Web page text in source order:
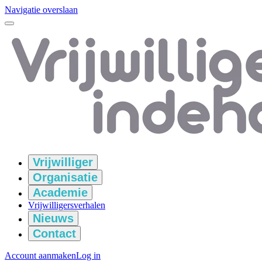
Navigatie overslaan
Vrijwilliger
Organisatie
Academie
Vrijwilligersverhalen
Nieuws
Contact
Account aanmakenLog in